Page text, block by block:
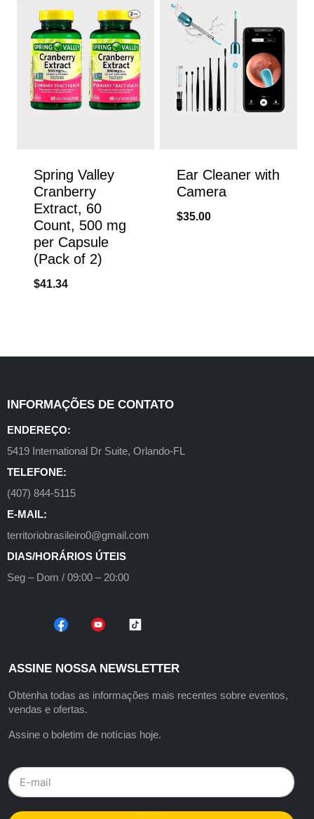
Spring Valley
Cranberry
Extract, 60
Count, 500 mg
per Capsule
(Pack of 2)
$41.34
Ear Cleaner with
Camera
$35.00
INFORMAÇÕES DE CONTATO
ENDEREÇO:
5419 International Dr Suite, Orlando-FL
TELEFONE:
(407) 844-5115
E-MAIL:
territoriobrasileiro0@gmail.com
DIAS/HORÁRIOS ÚTEIS
Seg – Dom / 09:00 – 20:00
ASSINE NOSSA NEWSLETTER
Obtenha todas as informações mais recentes sobre eventos,
vendas e ofertas.
Assine o boletim de notícias hoje.